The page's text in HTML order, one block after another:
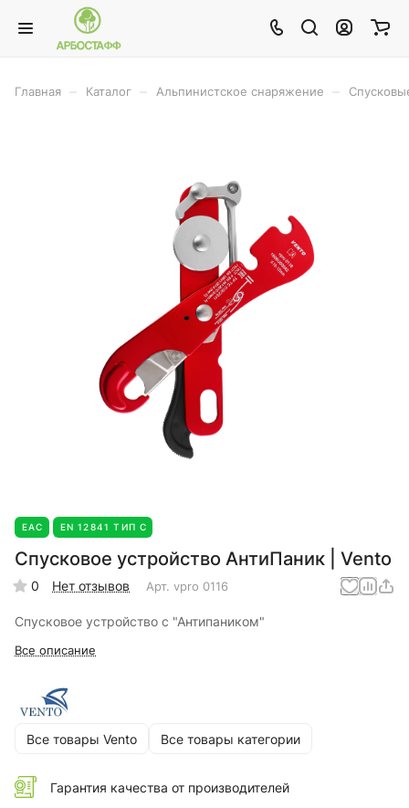
Главная Каталог Альпинистское снаряжение
EAC EN 12841 ТИП С
Спусковое устройство АнтиПаник | Vento
0 Нет отзывов Арт. vpro 0116
Спусковое устройство с "Антипаником"
Все описание
Все товары Vento Все товары категории
Гарантия качества от производителей